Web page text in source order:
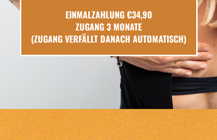
EINMALZAHLUNG €34,90
ZUGANG 3 MONATE
(ZUGANG VERFÄLLT DANACH AUTOMATISCH)